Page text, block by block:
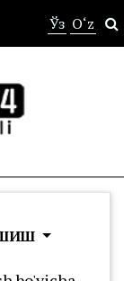
Ўз O‘z